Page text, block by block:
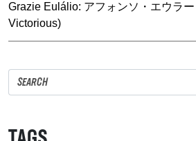
Grazie Eulálio: アフォンソ・エウラ
Victorious)